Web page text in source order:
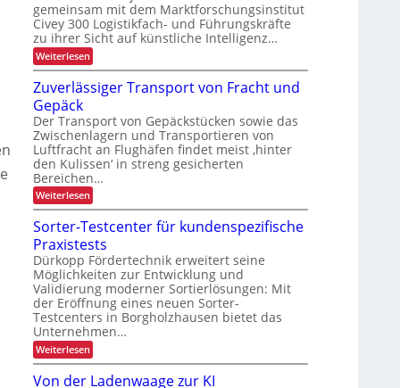
c
h
e
n
L
a
t
e
n
t
r
a
n
s
p
o
r
t
n
i
c
h
k
A
i
m
t
e
c
I
x
r
t
e
s
P
a
e
t
e
n
m
a
n
a
g
m
e
n
t
a
u
d
e
r
U
S
A
P
r
ä
s
e
n
z
gemeinsam mit dem Marktforschungsinstitut
Civey 300 Logistikfach- und Führungskräfte
zu ihrer Sicht auf künstliche Intelligenz…
Weiterlesen:
K
-
u
t
z
u
n
g
i
n
e
r
L
o
g
i
s
t
i
k
Zuverlässiger Transport von Fracht und
Gepäck
Der Transport von Gepäckstücken sowie das
Zwischenlagern und Transportieren von
Luftfracht an Flughäfen findet meist ‚hinter
den Kulissen‘ in streng gesicherten
Bereichen…
Weiterlesen:
Z
v
e
r
l
ä
s
s
i
g
e
r
T
r
Sorter-Testcenter für kundenspezifische
Praxistests
Dürkopp Fördertechnik erweitert seine
Möglichkeiten zur Entwicklung und
Validierung moderner Sortierlösungen: Mit
der Eröffnung eines neuen Sorter-
Testcenters in Borgholzhausen bietet das
Unternehmen…
Weiterlesen:
S
o
Von der Ladenwaage zur KI